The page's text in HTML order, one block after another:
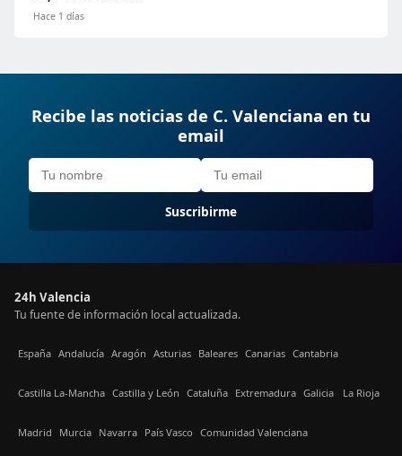
Hace 1 días
Recibe las noticias de C. Valenciana en tu
email
Suscribirme
24h Valencia
Tu fuente de información local actualizada.
España Andalucía Aragón Asturias Baleares Canarias Cantabria
Castilla La-Mancha Castilla y León Cataluña Extremadura Galicia La Rioja
Madrid Murcia Navarra País Vasco Comunidad Valenciana